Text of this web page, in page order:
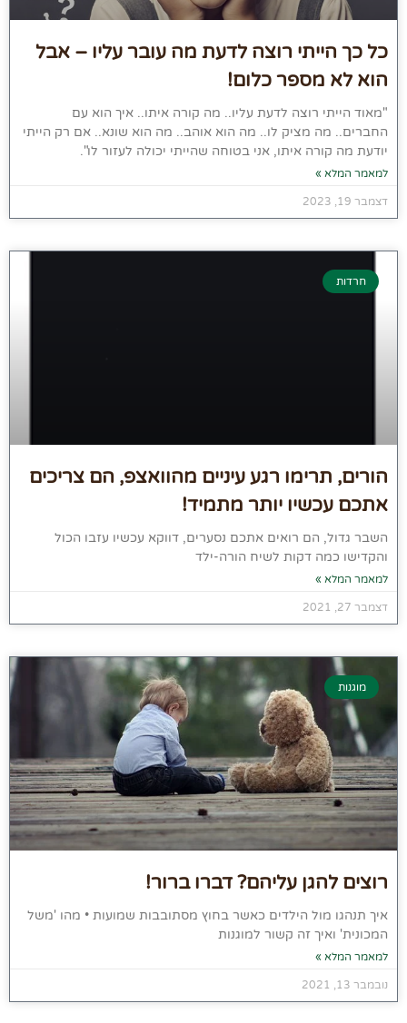
כל כך הייתי רוצה לדעת מה עובר עליו – אבל
הוא לא מספר כלום!
"מאוד הייתי רוצה לדעת עליו.. מה קורה איתו.. איך הוא עם
החברים.. מה מציק לו.. מה הוא אוהב.. מה הוא שונא.. אם רק הייתי
יודעת מה קורה איתו, אני בטוחה שהייתי יכולה לעזור לו".
למאמר המלא »
דצמבר 19, 2023
חרדות
הורים, תרימו רגע עיניים מהוואצפ, הם צריכים
אתכם עכשיו יותר מתמיד!
השבר גדול, הם רואים אתכם נסערים, דווקא עכשיו עזבו הכול
והקדישו כמה דקות לשיח הורה-ילד
למאמר המלא »
דצמבר 27, 2021
מוגנות
רוצים להגן עליהם? דברו ברור!
איך תנהגו מול הילדים כאשר בחוץ מסתובבות שמועות • מהו 'משל
המכונית' ואיך זה קשור למוגנות
למאמר המלא »
נובמבר 13, 2021